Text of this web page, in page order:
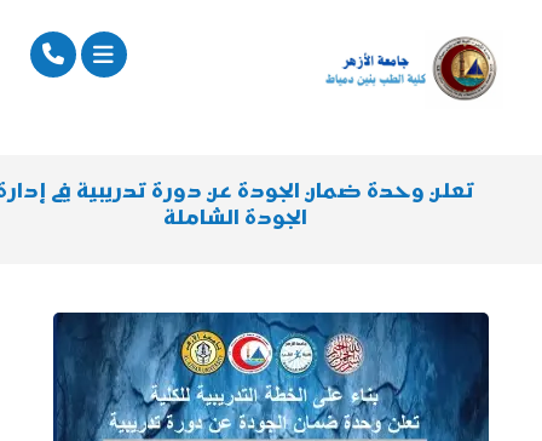
تعلن وحدة ضمان الجودة عن دورة تدريبية في
الجودة الشاملة